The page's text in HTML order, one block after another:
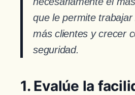
que le permite
más clientes y crecer
seguridad.
1. Evalúe la